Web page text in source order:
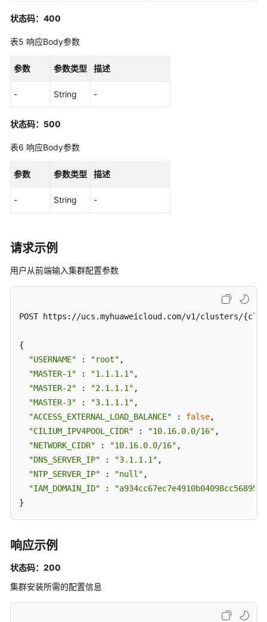
ShowCluster
集
关
策
中
-
册
-
RegisterCluster
群
获
取
集
群
安
装
的
置
CreateClusterConf
状态码：400
表5 响应Body参数
参数 参数类型 描述
- String -
状态码：500
表6 响应Body参数
参数 参数类型 描述
- String -
请求示例
用户从前端输入集群配置参数
POST https://ucs.myhuaweicloud.com/v1/clusters/
{
"USERNAME" : "root" ,
"MASTER-1" : "1.1.1.1" ,
"MASTER-2" : "2.1.1.1" ,
"MASTER-3" : "3.1.1.1" ,
"ACCESS_EXTERNAL_LOAD_BALANCE" : false,
"CILIUM_IPV4POOL_CIDR" : "10.16.0.0/16" ,
"NETWORK_CIDR" : "10.16.0.0/16" ,
"DNS_SERVER_IP" : "3.1.1.1" ,
"NTP_SERVER_IP" : "null" ,
"IAM_DOMAIN_ID" :
}
响应示例
状态码：200
集群安装所需的配置信息